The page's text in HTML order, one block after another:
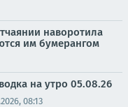
наворотила
им бумерангом
на утро 05.08.26
08:13